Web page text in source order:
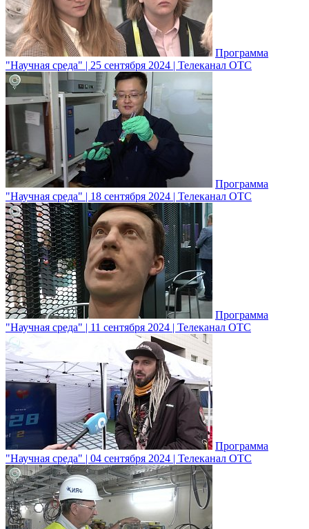
Программа
"Научная среда" | 25 сентября 2024 | Телеканал ОТС
Программа
"Научная среда" | 18 сентября 2024 | Телеканал ОТС
Программа
"Научная среда" | 11 сентября 2024 | Телеканал ОТС
Программа
"Научная среда" | 04 сентября 2024 | Телеканал ОТС